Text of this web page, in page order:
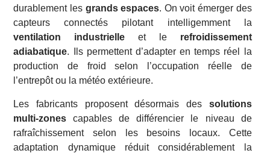
durablement les grands espaces. On voit émerger des
capteurs connectés pilotant intelligemment la
ventilation industrielle et le refroidissement
adiabatique. Ils permettent d’adapter en temps réel la
production de froid selon l’occupation réelle de
l’entrepôt ou la météo extérieure.
Les fabricants proposent désormais des solutions
multi-zones capables de différencier le niveau de
rafraîchissement selon les besoins locaux. Cette
adaptation dynamique réduit considérablement la